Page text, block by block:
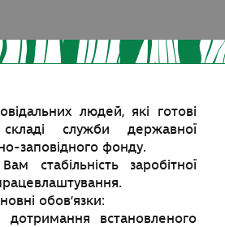
людей, які готові
служби державної
заповідного фонду.
стабільність заробітної
обов’язки:
дотримання встановленого